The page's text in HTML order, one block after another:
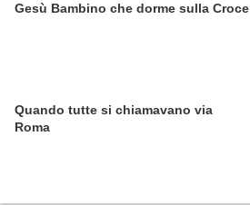
Gesù Bambino che dorme sulla Croce
Quando tutte si chiamavano via
Roma